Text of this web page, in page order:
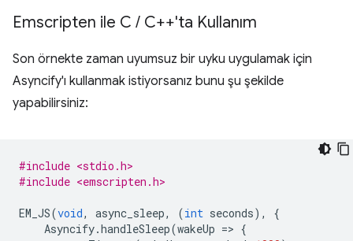
Emscripten ile C / C++'ta Kullanım
Son örnekte zaman uyumsuz bir uyku uygulamak için
Asyncify'ı kullanmak istiyorsanız bunu şu şekilde
yapabilirsiniz:
#include <stdio.h>
#include <emscripten.h>
EM_JS(void, async_sleep, (int seconds),
{
Asyncify.handleSleep(wakeUp => {